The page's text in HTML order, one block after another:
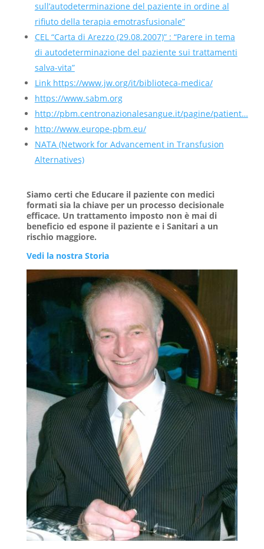
sull’autodeterminazione del paziente in ordine al
rifiuto della terapia emotrasfusionale”
CEL “Carta di Arezzo (29.08.2007)” : “Parere in tema
di autodeterminazione del paziente sui trattamenti
salva-vita”
Link https://www.jw.org/it/biblioteca-medica/
https://www.sabm.org
http://pbm.centronazionalesangue.it/pagine/patient…
http://www.europe-pbm.eu/
NATA (Network for Advancement in Transfusion
Alternatives)
Siamo certi che Educare il paziente con medici
formati sia la chiave per un processo decisionale
efficace. Un trattamento imposto non è mai di
beneficio ed espone il paziente e i Sanitari a un
rischio maggiore.
Vedi la nostra Storia